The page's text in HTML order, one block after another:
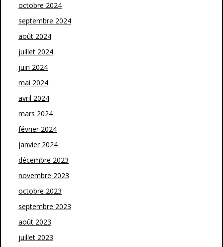
octobre 2024
septembre 2024
août 2024
juillet 2024
juin 2024
mai 2024
avril 2024
mars 2024
février 2024
janvier 2024
décembre 2023
novembre 2023
octobre 2023
septembre 2023
août 2023
juillet 2023